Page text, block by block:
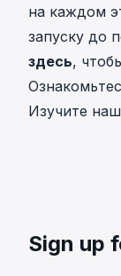
на каждом
запуску до
здесь,
Изучите
Sign up